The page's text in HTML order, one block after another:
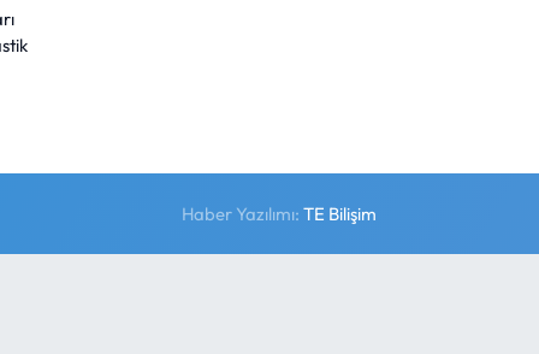
Haber Yazılımı:TE Bilişim